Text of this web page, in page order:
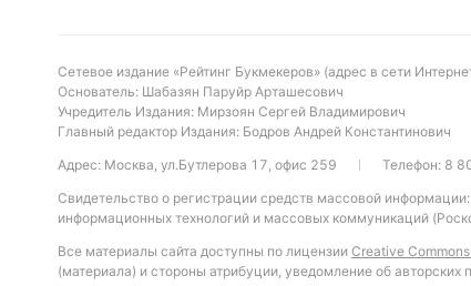
Сетевое издание «Рейтинг Букмекеров» (адрес в сети
Основатель: Шабазян Паруйр Арташесович
Учредитель Издания: Мирзоян Сергей Владимирович
Главный редактор Издания: Бодров Андрей Константинович
Адрес: Москва, ул.Бутлерова 17, офис 259
Телефон: 8
Свидетельство о регистрации средств массовой
информационных технологий и массовых коммуникаций
Все материалы сайта доступны по лицензии Creative
(материала) и стороны атрибуции, уведомление об